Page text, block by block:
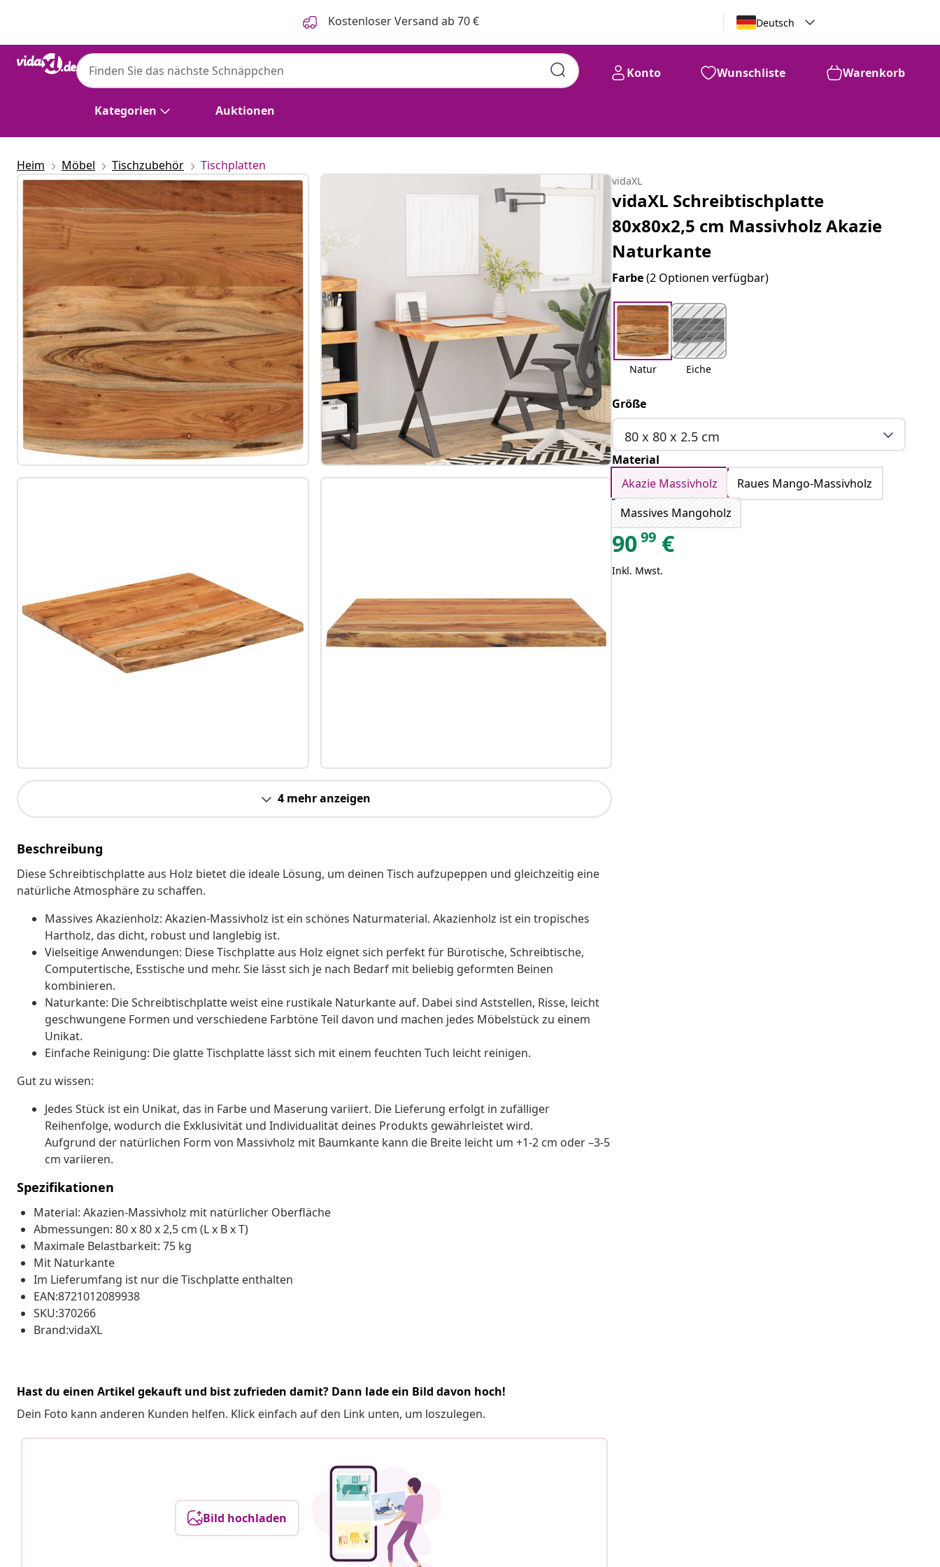
Kostenloser Versand ab 70 € Deutsch
Kategorien Auktionen
Konto Wunschliste Warenkorb
Heim Möbel Tischzubehör Tischplatten
4 mehr anzeigen
Beschreibung
Diese Schreibtischplatte aus Holz bietet die ideale Lösung, um deinen Tisch aufzupeppen und gleichzeitig eine
natürliche Atmosphäre zu schaffen.
Massives Akazienholz: Akazien-Massivholz ist ein schönes Naturmaterial. Akazienholz ist ein tropisches
Hartholz, das dicht, robust und langlebig ist.
Vielseitige Anwendungen: Diese Tischplatte aus Holz eignet sich perfekt für Bürotische, Schreibtische,
Computertische, Esstische und mehr. Sie lässt sich je nach Bedarf mit beliebig geformten Beinen
kombinieren.
Naturkante: Die Schreibtischplatte weist eine rustikale Naturkante auf. Dabei sind Aststellen, Risse, leicht
geschwungene Formen und verschiedene Farbtöne Teil davon und machen jedes Möbelstück zu einem
Unikat.
Einfache Reinigung: Die glatte Tischplatte lässt sich mit einem feuchten Tuch leicht reinigen.
Gut zu wissen:
Jedes Stück ist ein Unikat, das in Farbe und Maserung variiert. Die Lieferung erfolgt in zufälliger
Reihenfolge, wodurch die Exklusivität und Individualität deines Produkts gewährleistet wird.
Aufgrund der natürlichen Form von Massivholz mit Baumkante kann die Breite leicht um +1-2 cm oder –3-5
cm variieren.
Spezifikationen
Material: Akazien-Massivholz mit natürlicher Oberfläche
Abmessungen: 80 x 80 x 2,5 cm (L x B x T)
Maximale Belastbarkeit: 75 kg
Mit Naturkante
Im Lieferumfang ist nur die Tischplatte enthalten
EAN:8721012089938
SKU:370266
Brand:vidaXL
Hast du einen Artikel gekauft und bist zufrieden damit? Dann lade ein Bild davon hoch!
Dein Foto kann anderen Kunden helfen. Klick einfach auf den Link unten, um loszulegen.
Bild hochladen
vidaXL
vidaXL Schreibtischplatte
80x80x2,5 cm Massivholz Akazie
Naturkante
Farbe(2 Optionen verfügbar)
Natur Eiche
Größe
80 x 80 x 2.5 cm
Material
Akazie Massivholz
Raues Mango-Massivholz
Massives Mangoholz
9099 €
Inkl. Mwst.